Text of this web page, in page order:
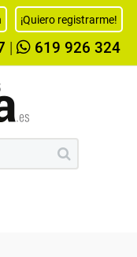
¡Quiero registrarme!
619 926 324